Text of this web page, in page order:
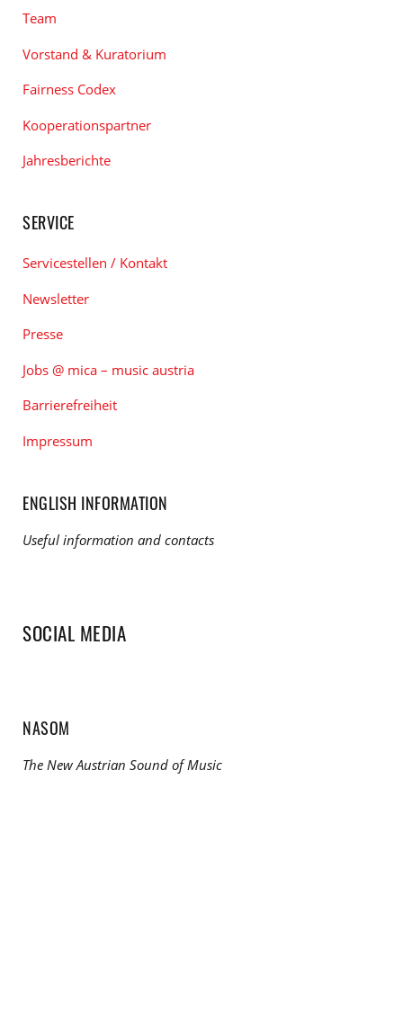
Team
Vorstand & Kuratorium
Fairness Codex
Kooperationspartner
Jahresberichte
SERVICE
Servicestellen / Kontakt
Newsletter
Presse
Jobs @ mica – music austria
Barrierefreiheit
Impressum
ENGLISH INFORMATION
Useful information and contacts
SOCIAL MEDIA
NASOM
The New Austrian Sound of Music